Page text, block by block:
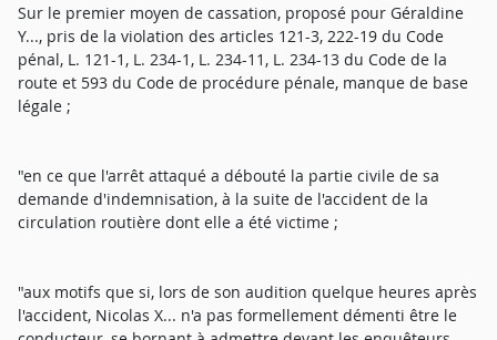
Sur le premier moyen de cassation, proposé pour Géraldine
Y..., pris de la violation des articles 121-3, 222-19 du Code
pénal, L. 121-1, L. 234-1, L. 234-11, L. 234-13 du Code de la
route et 593 du Code de procédure pénale, manque de base
légale ;
"en ce que l'arrêt attaqué a débouté la partie civile de sa
demande d'indemnisation, à la suite de l'accident de la
circulation routière dont elle a été victime ;
"aux motifs que si, lors de son audition quelque heures après
l'accident, Nicolas X... n'a pas formellement démenti être le